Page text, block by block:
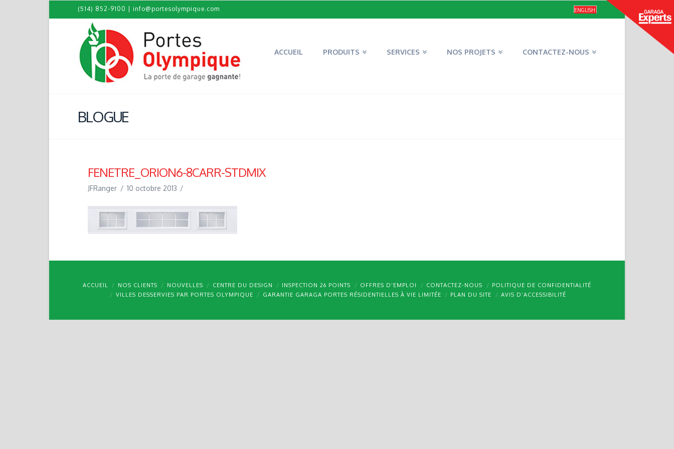
(514) 852-9100 info@portesolympique.com ENGLISH
ACCUEIL PRODUITS SERVICES NOS PROJETS CONTACTEZ-NOUS
BLOGUE
FENETRE_ORION6-8CARR-STDMIX
JFRanger 10 octobre 2013
ACCUEIL NOS CLIENTS NOUVELLES CENTRE DU DESIGN INSPECTION 26 POINTS OFFRES D’EMPLOI CONTACTEZ-NOUS
POLITIQUE DE CONFIDENTIALITÉ
VILLES DESSERVIES PAR PORTES OLYMPIQUE
GARANTIE GARAGA PORTES RÉSIDENTIELLES À VIE LIMITÉE PLAN DU SITE AVIS D’ACCESSIBILITÉ